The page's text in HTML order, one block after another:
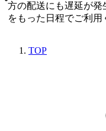
方の配送にも遅延が
をもった日程でご利用
TOP